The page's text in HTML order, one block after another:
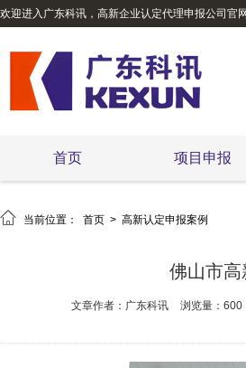
欢迎进入广东科讯，高新企业认定代理申报公司官
首页 项目申报
 当前位置： 首页 > 高新认定申报案例
佛山市
文章作者：广东科讯 浏览量：600